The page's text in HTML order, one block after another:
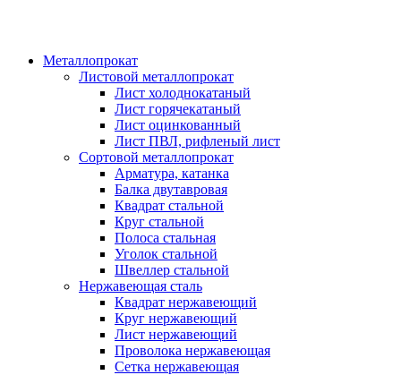
Металлопрокат
Листовой металлопрокат
Лист холоднокатаный
Лист горячекатаный
Лист оцинкованный
Лист ПВЛ, рифленый лист
Сортовой металлопрокат
Арматура, катанка
Балка двутавровая
Квадрат стальной
Круг стальной
Полоса стальная
Уголок стальной
Швеллер стальной
Нержавеющая сталь
Квадрат нержавеющий
Круг нержавеющий
Лист нержавеющий
Проволока нержавеющая
Сетка нержавеющая